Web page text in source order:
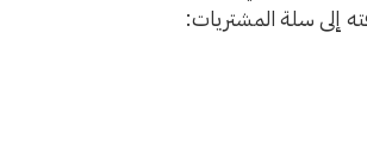
إلى سلة المشتريات: